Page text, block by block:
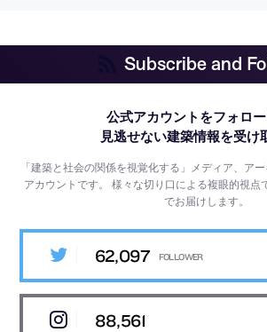
Subscribe and
公式アカウントをフォロー
見逃せない建築情報を受け
「建築と社会の関係を視覚化する」メディア、ア
アカウントです。様々な切り口による複眼的視点
でお届けします。
62,097
88,561